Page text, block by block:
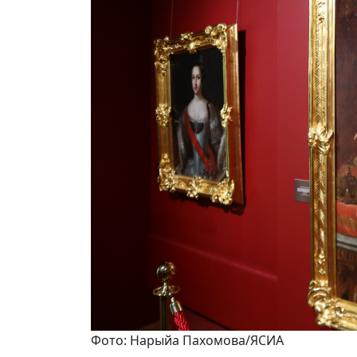
Фото: Нарыйа Пахомова/ЯСИА